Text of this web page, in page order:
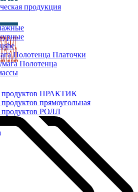
продукция
Полотенца Платочки
Полотенца
продуктов ПРАКТИК
прямоугольная
продуктов РОЛЛ